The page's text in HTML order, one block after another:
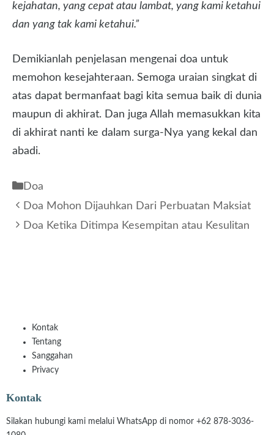
kejahatan, yang cepat atau lambat, yang kami ketahui
dan yang tak kami ketahui.”
Demikianlah penjelasan mengenai doa untuk
memohon kesejahteraan. Semoga uraian singkat di
atas dapat bermanfaat bagi kita semua baik di dunia
maupun di akhirat. Dan juga Allah memasukkan kita
di akhirat nanti ke dalam surga-Nya yang kekal dan
abadi.
Kategori
Doa
Doa Mohon Dijauhkan Dari Perbuatan Maksiat
Doa Ketika Ditimpa Kesempitan atau Kesulitan
Kontak
Tentang
Sanggahan
Privacy
Kontak
Silakan hubungi kami melalui WhatsApp di nomor +62 878-3036-